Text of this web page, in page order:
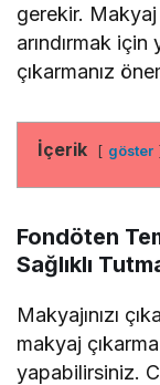
gerekir.
arındırmak için
çıkarmanız
İçerik göster
Fondöten
Sağlıklı
Makyajınızı
makyaj
yapabilirsiniz.